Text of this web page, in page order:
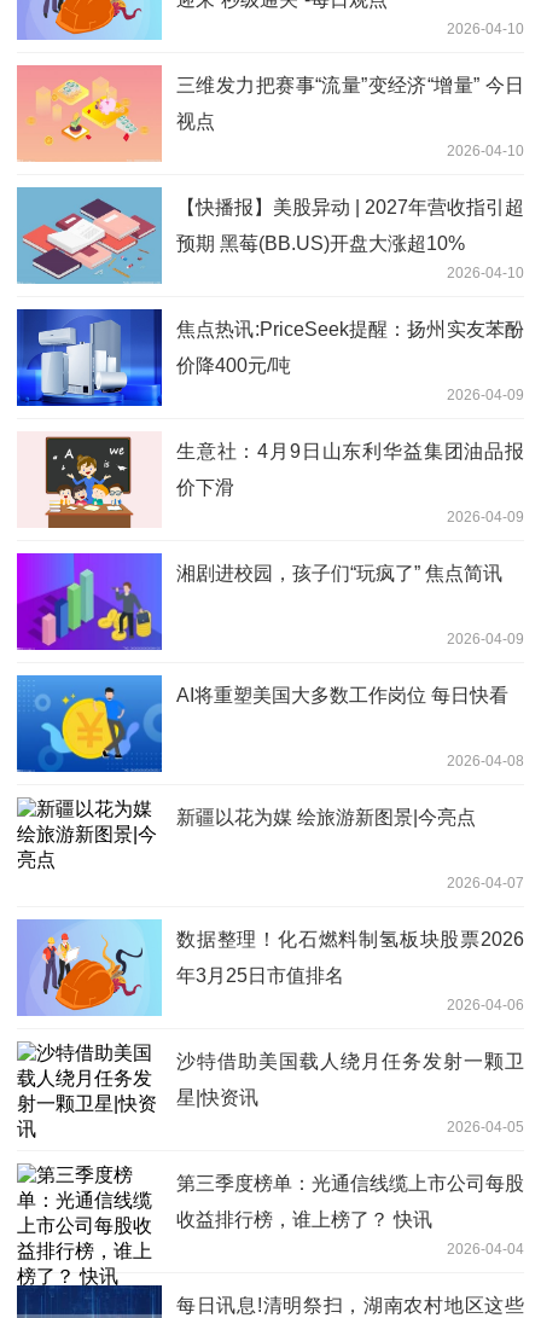
2026-04-10
三维发力把赛事“流量”变经济“增量” 今日
视点
2026-04-10
【快播报】美股异动 | 2027年营收指引超
预期 黑莓(BB.US)开盘大涨超10%
2026-04-10
焦点热讯:PriceSeek提醒：扬州实友苯酚
价降400元/吨
2026-04-09
生意社：4月9日山东利华益集团油品报
价下滑
2026-04-09
湘剧进校园，孩子们“玩疯了” 焦点简讯
2026-04-09
AI将重塑美国大多数工作岗位 每日快看
2026-04-08
新疆以花为媒 绘旅游新图景|今亮点
2026-04-07
数据整理！化石燃料制氢板块股票2026
年3月25日市值排名
2026-04-06
沙特借助美国载人绕月任务发射一颗卫
星|快资讯
2026-04-05
第三季度榜单：光通信线缆上市公司每股
收益排行榜，谁上榜了？ 快讯
2026-04-04
每日讯息!清明祭扫，湖南农村地区这些